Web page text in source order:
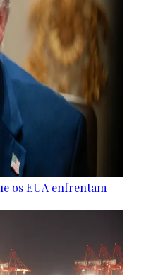
os EUA enfrentam